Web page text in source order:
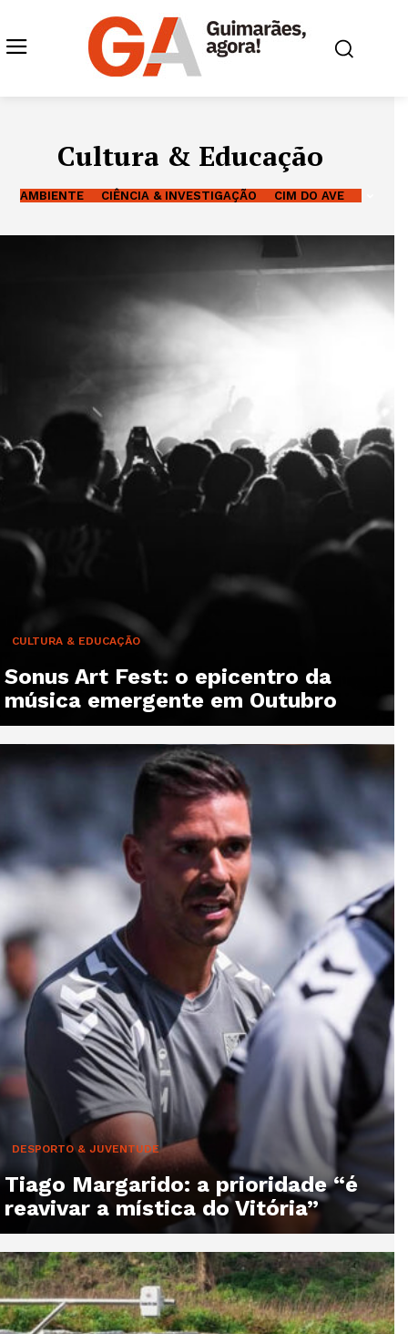
Cultura & Educação
AMBIENTE CIÊNCIA & INVESTIGAÇÃO CIM DO AVE
CULTURA & EDUCAÇÃO
Sonus Art Fest: o epicentro da
música emergente em Outubro
DESPORTO & JUVENTUDE
Tiago Margarido: a prioridade “é
reavivar a mística do Vitória”